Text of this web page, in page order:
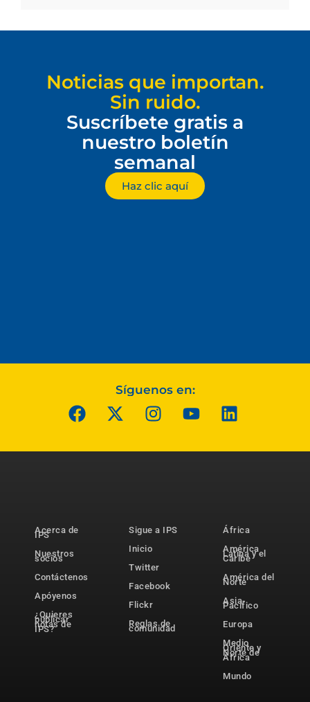
Noticias que importan.
Sin ruido.
Suscríbete gratis a
nuestro boletín
semanal
Haz clic aquí
Síguenos en:
Acerca de
IPS
Nuestros
socios
Contáctenos
Apóyenos
¿Quieres
publicar
notas de
IPS?
Sigue a IPS
Inicio
Twitter
Facebook
Flickr
Reglas de
comunidad
África
América
Latina y el
Caribe
América del
Norte
Asia-
Pacífico
Europa
Medio
Oriente y
Norte de
África
Mundo